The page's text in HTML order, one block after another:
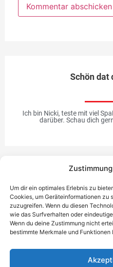
Um dir ein optimales Erlebnis zu
Cookies, um Geräteinformationen zu
zuzugreifen. Wenn du diesen
wie das Surfverhalten oder
Wenn du deine Zustimmung nicht
bestimmte Merkmale und
Schön dat
Ich bin Nicki, teste mit viel
darüber. Schau dich